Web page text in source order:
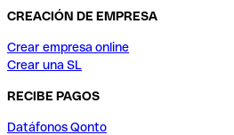
CREACIÓN DE EMPRESA
Crear empresa online
Crear una SL
RECIBE PAGOS
Datáfonos Qonto